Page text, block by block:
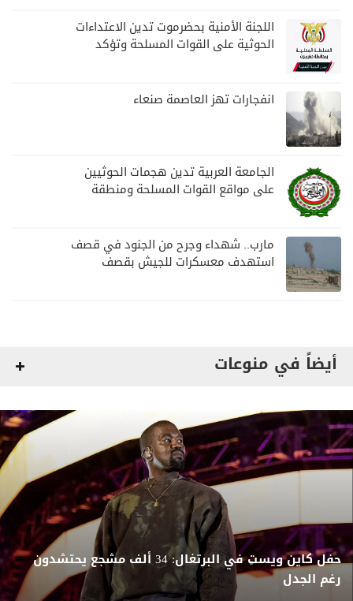
اللجنة الأمنية بحضرموت تدين الاعتداءات
الحوثية على القوات المسلحة وتؤكد
انفجارات تهز العاصمة صنعاء
الجامعة العربية تدين هجمات الحوثيين
على مواقع القوات المسلحة ومنطقة
مارب.. شهداء وجرح من الجنود في قصف
استهدف معسكرات للجيش بقصف
أيضاً في منوعات
حفل كاين ويست في البرتغال: 34 ألف مشجع يحتشدون
رغم الجدل